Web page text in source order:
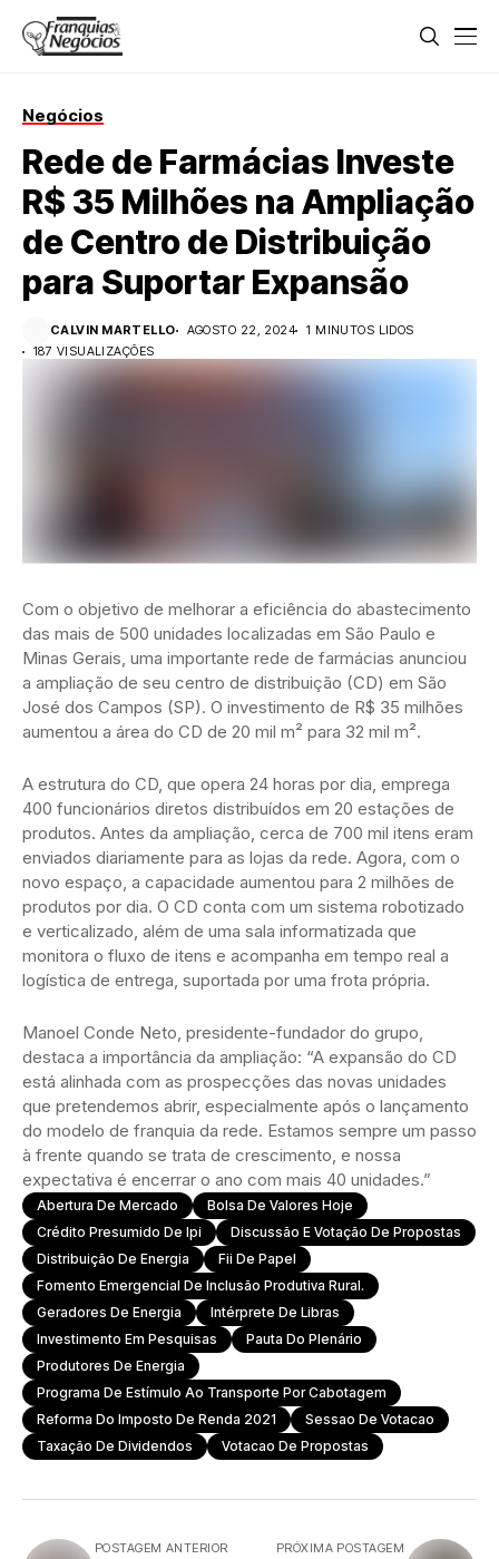
Negócios
Rede de Farmácias Investe
R$ 35 Milhões na Ampliação
de Centro de Distribuição
para Suportar Expansão
CALVIN MARTELLO AGOSTO 22, 2024
1 MINUTOS LIDOS
187 VISUALIZAÇÕES
Com o objetivo de melhorar a eficiência do abastecimento
das mais de 500 unidades localizadas em São Paulo e
Minas Gerais, uma importante rede de farmácias anunciou
a ampliação de seu centro de distribuição (CD) em São
José dos Campos (SP). O investimento de R$ 35 milhões
aumentou a área do CD de 20 mil m² para 32 mil m².
A estrutura do CD, que opera 24 horas por dia, emprega
400 funcionários diretos distribuídos em 20 estações de
produtos. Antes da ampliação, cerca de 700 mil itens eram
enviados diariamente para as lojas da rede. Agora, com o
novo espaço, a capacidade aumentou para 2 milhões de
produtos por dia. O CD conta com um sistema robotizado
e verticalizado, além de uma sala informatizada que
monitora o fluxo de itens e acompanha em tempo real a
logística de entrega, suportada por uma frota própria.
Manoel Conde Neto, presidente-fundador do grupo,
destaca a importância da ampliação: “A expansão do CD
está alinhada com as prospecções das novas unidades
que pretendemos abrir, especialmente após o lançamento
do modelo de franquia da rede. Estamos sempre um passo
à frente quando se trata de crescimento, e nossa
expectativa é encerrar o ano com mais 40 unidades.”
Abertura De Mercado
Bolsa De Valores Hoje
Crédito Presumido De Ipi
Discussão E Votação De Propostas
Distribuição De Energia
Fii De Papel
Fomento Emergencial De Inclusão Produtiva Rural.
Geradores De Energia
Intérprete De Libras
Investimento Em Pesquisas
Pauta Do Plenário
Produtores De Energia
Programa De Estímulo Ao Transporte Por Cabotagem
Reforma Do Imposto De Renda 2021
Sessao De Votacao
Taxação De Dividendos
Votacao De Propostas
POSTAGEM ANTERIOR PRÓXIMA POSTAGEM